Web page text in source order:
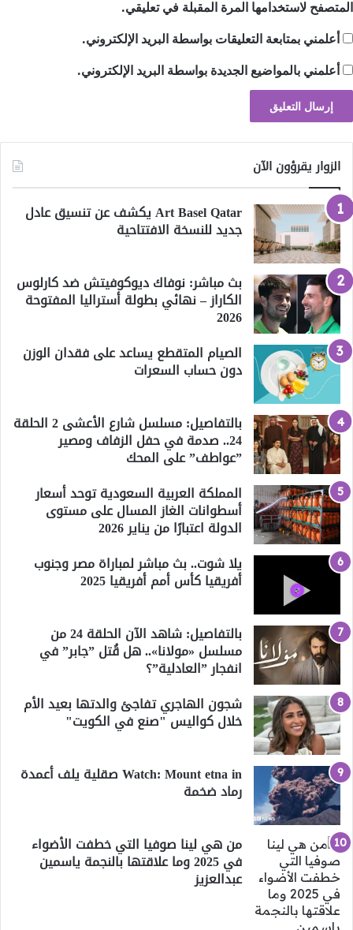
المتصفح لاستخدامها المرة المقبلة في تعليقي.
أعلمني بمتابعة التعليقات بواسطة البريد الإلكتروني.
أعلمني بالمواضيع الجديدة بواسطة البريد الإلكتروني.
الزوار يقرؤون الآن
Art Basel Qatar يكشف عن تنسيق عادل
جديد للنسخة الافتتاحية
بث مباشر: نوفاك ديوكوفيتش ضد كارلوس
الكاراز – نهائي بطولة أستراليا المفتوحة
2026
الصيام المتقطع يساعد على فقدان الوزن
دون حساب السعرات
بالتفاصيل: مسلسل شارع الأعشى 2 الحلقة
24.. صدمة في حفل الزفاف ومصير
”عواطف” على المحك
المملكة العربية السعودية توحد أسعار
أسطوانات الغاز المسال على مستوى
الدولة اعتبارًا من يناير 2026
يلا شوت.. بث مباشر لمباراة مصر وجنوب
أفريقيا كأس أمم أفريقيا 2025
بالتفاصيل: شاهد الآن الحلقة 24 من
مسلسل «مولانا».. هل قُتل ”جابر” في
انفجار ”العادلية”؟
شجون الهاجري تفاجئ والدتها بعيد الأم
خلال كواليس "صنع في الكويت"
Watch: Mount etna in صقلية يلف أعمدة
رماد ضخمة
من هي لينا صوفيا التي خطفت الأضواء
في 2025 وما علاقتها بالنجمة ياسمين
عبدالعزيز